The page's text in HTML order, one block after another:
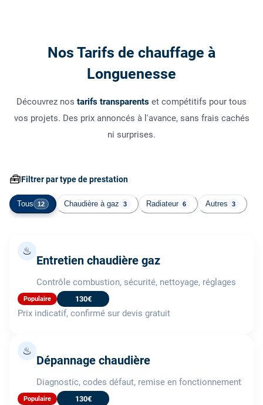
Nos Tarifs de chauffage à
Longuenesse
Découvrez nos tarifs transparents et compétitifs pour tous
vos projets. Des prix annoncés à l'avance, sans frais cachés
ni surprises.
🧰Filtrer par type de prestation
Tous 12 Chaudière à gaz 3 Radiateur 6 Autres 3
♨
Entretien chaudière gaz
Contrôle combustion, sécurité, nettoyage, réglages
Populaire 130€
Prix indicatif, confirmé sur devis gratuit
♨
Dépannage chaudière
Diagnostic, codes défaut, remise en fonctionnement
Populaire 130€